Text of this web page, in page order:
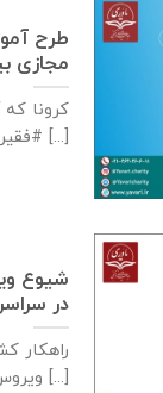
طرح
مجازی
کرونا
#فقیر و غنی نمی‌شناسد [...]
در
راهکار
ویروس کرونا باعث خانه‌نشینی ۱.۵ میلیارد [...]